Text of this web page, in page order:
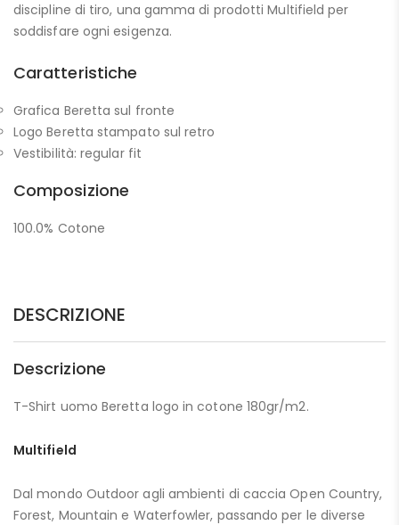
discipline di tiro, una gamma di prodotti Multifield per
soddisfare ogni esigenza.
Caratteristiche
Grafica Beretta sul fronte
Logo Beretta stampato sul retro
Vestibilità: regular fit
Composizione
100.0% Cotone
DESCRIZIONE
Descrizione
T-Shirt uomo Beretta logo in cotone 180gr/m2.
Multifield
Dal mondo Outdoor agli ambienti di caccia Open Country,
Forest, Mountain e Waterfowler, passando per le diverse